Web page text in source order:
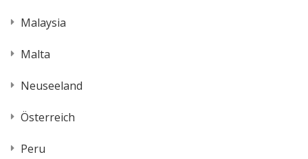
Malaysia
Malta
Neuseeland
Österreich
Peru